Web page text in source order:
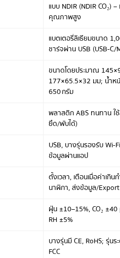
แบบ NDIR (NDIR CO₂)
คุณภาพสูง
แบตเตอรี่ลิเธียมขนาด
ชาร์จผ่าน USB (USB-C/
ขนาดโดยประมาณ
177×65.5×32 มม; น้ำห
650 กรัม
พลาสติก ABS ทนทาน ใ
ยึด/พับได้)
USB, บางรุ่นรองรับ
ข้อมูลผ่านแอป
ตั้งเวลา, เตือนเมื่อค่าเกิ
นาฬิกา, ส่งข้อมูล/
ฝุ่น ±10–15%, CO₂ ±40
RH ±5%
บางรุ่นมี CE, RoHS; รุ่น
FCC